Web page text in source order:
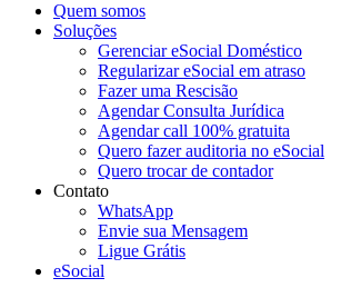
Quem somos
Soluções
Gerenciar eSocial Doméstico
Regularizar eSocial em atraso
Fazer uma Rescisão
Agendar Consulta Jurídica
Agendar call 100% gratuita
Quero fazer auditoria no eSocial
Quero trocar de contador
Contato
WhatsApp
Envie sua Mensagem
Ligue Grátis
eSocial